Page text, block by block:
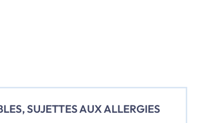
SUJETTES AUX ALLERGIES